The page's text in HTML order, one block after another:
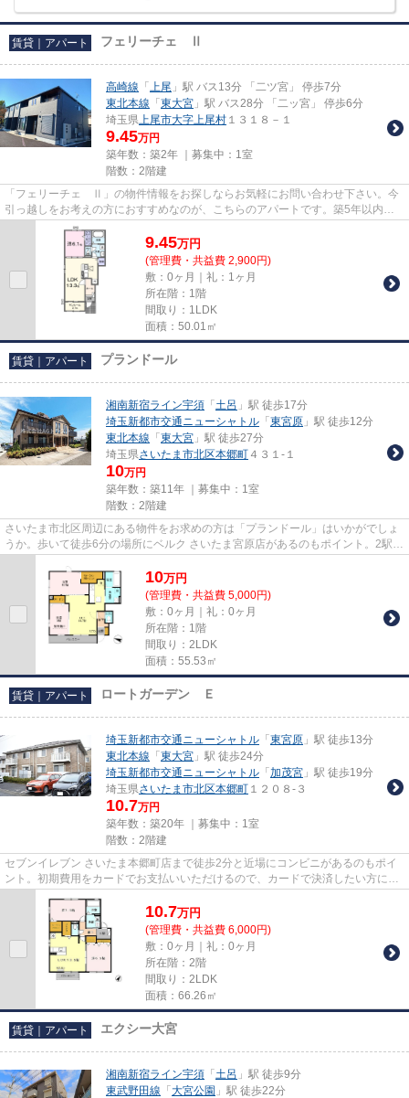
賃貸｜アパート フェリーチェ Ⅱ
高崎線 「 上尾 」駅 バス13分 「二ツ宮」 停歩7分
東北本線 「 東大宮 」駅 バス28分 「二ッ宮」 停歩6分
埼玉県上尾市大字上尾村 １３１８－１
9.45万円
築年数：築2年 ｜募集中： 1室
階数：2階建
「フェリーチェ Ⅱ」の物件情報をお探しならお気軽にお問い合わせ下さい。今
引っ越しをお考えの方におすすめなのが、こちらのアパートです。築5年以内と
築浅なので、内装も外観もキレ...
9.45万円
(管理費・共益費 2,900円)
敷：0ヶ月｜礼：1ヶ月
所在階：1階
間取り：1LDK
面積：50.01㎡
賃貸｜アパート プランドール
湘南新宿ライン宇須 「 土呂 」駅 徒歩17分
埼玉新都市交通ニューシャトル 「 東宮原 」駅 徒歩12分
東北本線 「 東大宮 」駅 徒歩27分
埼玉県さいたま市北区本郷町 ４３１-１
10万円
築年数：築11年 ｜募集中： 1室
階数：2階建
さいたま市北区周辺にある物件をお求めの方は「プランドール」はいかがでしょ
うか。歩いて徒歩6分の場所にベルク さいたま宮原店があるのもポイント。2駅利
10万円
(管理費・共益費 5,000円)
敷：0ヶ月｜礼：0ヶ月
所在階：1階
間取り：2LDK
面積：55.53㎡
賃貸｜アパート ロートガーデン Ｅ
埼玉新都市交通ニューシャトル 「 東宮原 」駅 徒歩13分
東北本線 「 東大宮 」駅 徒歩24分
埼玉新都市交通ニューシャトル 「 加茂宮 」駅 徒歩19分
埼玉県さいたま市北区本郷町 １２０８-３
10.7万円
築年数：築20年 ｜募集中： 1室
階数：2階建
セブンイレブン さいたま本郷町店まで徒歩2分と近場にコンビニがあるのもポイ
ント。初期費用をカードでお支払いいただけるので、カードで決済したい方にも
10.7万円
(管理費・共益費 6,000円)
敷：0ヶ月｜礼：0ヶ月
所在階：2階
間取り：2LDK
面積：66.26㎡
賃貸｜アパート エクシー大宮
湘南新宿ライン宇須 「 土呂 」駅 徒歩9分
東武野田線 「 大宮公園 」駅 徒歩22分